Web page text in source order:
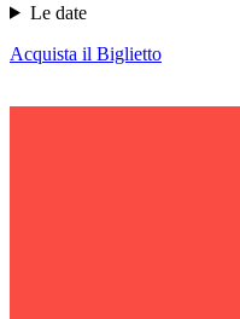
Le date
Acquista il Biglietto